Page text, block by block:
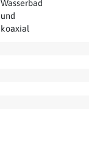
Wasserbad
und
koaxial